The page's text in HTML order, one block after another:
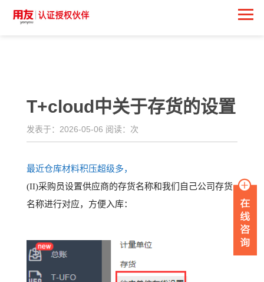
T+cloud中关于存货的设置
发表于：2026-05-06 阅读： 次
最近仓库材料积压超级多，
(II)采购员设置供应商的存货名称和我们自己公司存货
名称进行对应，方便入库：